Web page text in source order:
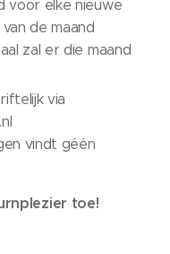
voor elke nieuwe
de maand
zal er die maand
via
vindt géén
toe!